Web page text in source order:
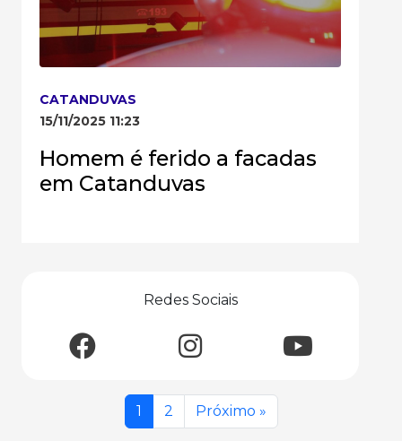
CATANDUVAS
15/11/2025 11:23
Homem é ferido a facadas
em Catanduvas
Redes Sociais
1 2 Próximo »